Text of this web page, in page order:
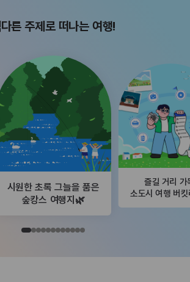
른 주제로 떠나는 여행!
시원한 초록 그늘을 품은
숲캉스 여행지🌿
즐길 거리 가
소도시 여행 버킷